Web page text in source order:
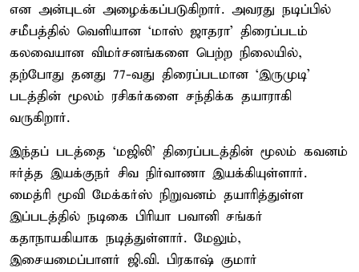
என அன்புடன் அழைக்கப்படுகிறார். அவரது நடிப்பில்
சமீபத்தில் வெளியான ‘மாஸ் ஜாதரா’ திரைப்படம்
கலவையான விமர்சனங்களை பெற்ற நிலையில்,
தற்போது தனது 77-வது திரைப்படமான ‘இருமுடி’
படத்தின் மூலம் ரசிகர்களை சந்திக்க தயாராகி
வருகிறார்.
இந்தப் படத்தை ‘மஜிலி’ திரைப்படத்தின் மூலம் கவனம்
ஈர்த்த இயக்குநர் சிவ நிர்வாணா இயக்கியுள்ளார்.
மைத்ரி மூவி மேக்கர்ஸ் நிறுவனம் தயாரித்துள்ள
இப்படத்தில் நடிகை பிரியா பவானி சங்கர்
கதாநாயகியாக நடித்துள்ளார். மேலும்,
இசையமைப்பாளர் ஜி.வி. பிரகாஷ் குமார்